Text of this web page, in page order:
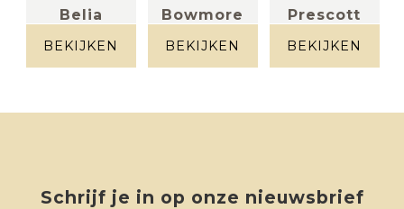
Belia
cognac
BEKIJKEN
Bowmore
taupe
BEKIJKEN
Prescott
BEKIJKEN
Schrijf je in op onze nieuwsbrief